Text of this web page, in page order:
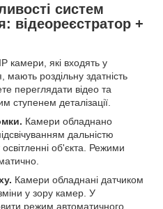
систем
відеореєстратор +
IP камери, які входять у
мають роздільну здатність
переглядати відео та
ступенем деталізації.
Камери обладнано
дальністю
об'єкта. Режими
Камери обладнані датчиком
у зору камер. У
режим автоматичного